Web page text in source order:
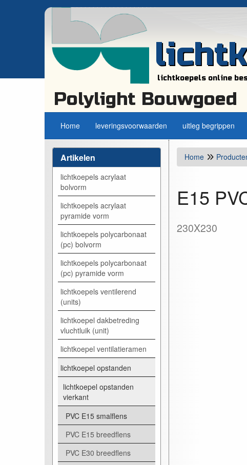
lichtkoepels online
Polylight Bouwgoed
Home leveringsvoorwaarden uitleg begrippen
Artikelen
lichtkoepels acrylaat
bolvorm
lichtkoepels acrylaat
pyramide vorm
lichtkoepels polycarbonaat
(pc) bolvorm
lichtkoepels polycarbonaat
(pc) pyramide vorm
lichtkoepels ventilerend
(units)
lichtkoepel dakbetreding
vluchtluik (unit)
lichtkoepel ventilatieramen
lichtkoepel opstanden
lichtkoepel opstanden
vierkant
PVC E15 smalflens
PVC E15 breedflens
PVC E30 breedflens
Home
E15
230X230